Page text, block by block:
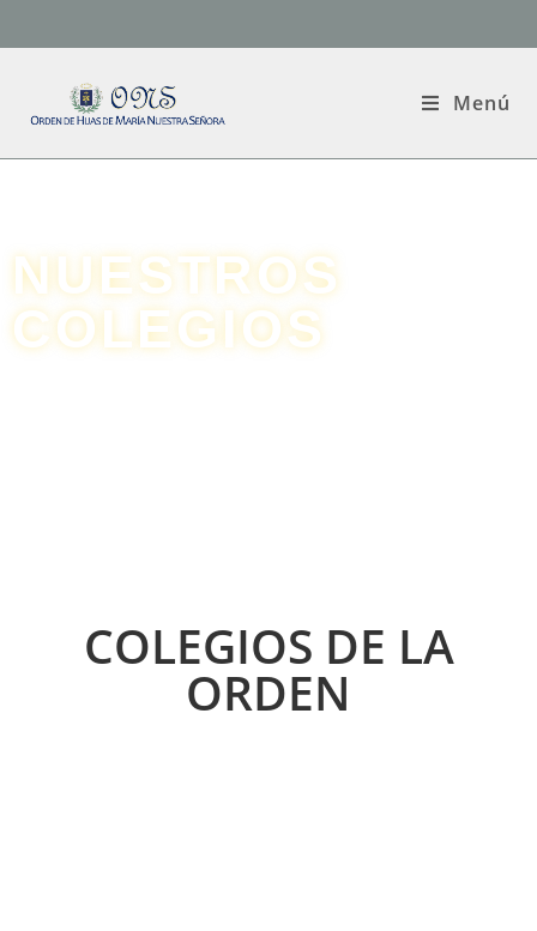
Menú
NUESTROS
COLEGIOS
COLEGIOS DE LA
ORDEN